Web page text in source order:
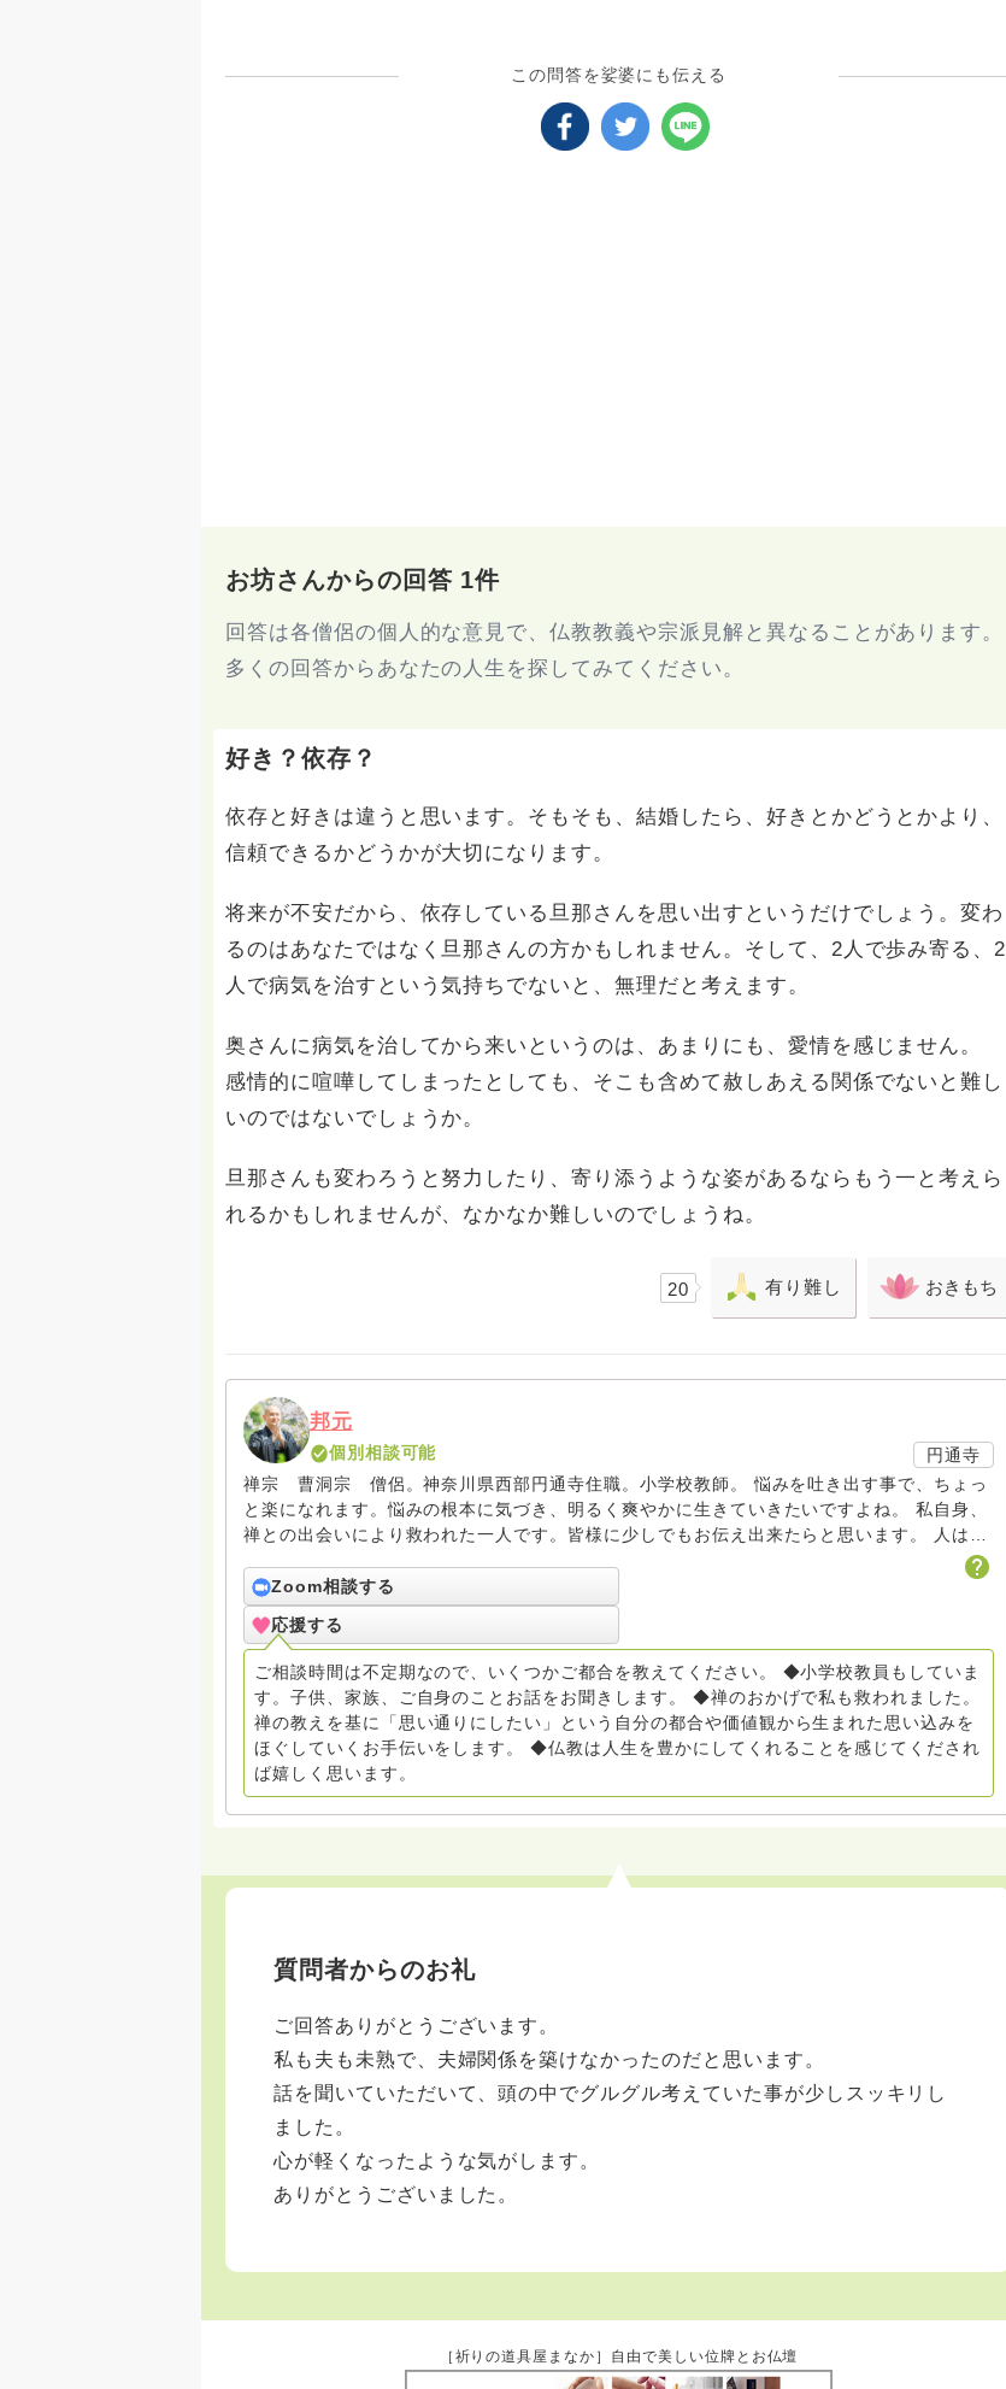
この問答を娑婆にも伝える
お坊さんからの回答 1件
回答は各僧侶の個人的な意見で、仏教教義や宗派見解と異なることがあります。
多くの回答からあなたの人生を探してみてください。
好き？依存？
依存と好きは違うと思います。そもそも、結婚したら、好きとかどうとかより、
信頼できるかどうかが大切になります。
将来が不安だから、依存している旦那さんを思い出すというだけでしょう。変わ
るのはあなたではなく旦那さんの方かもしれません。そして、2人で歩み寄る、2
人で病気を治すという気持ちでないと、無理だと考えます。
奥さんに病気を治してから来いというのは、あまりにも、愛情を感じません。
感情的に喧嘩してしまったとしても、そこも含めて赦しあえる関係でないと難し
いのではないでしょうか。
旦那さんも変わろうと努力したり、寄り添うような姿があるならもう一と考えら
れるかもしれませんが、なかなか難しいのでしょうね。
20 有り難し おきもち
邦元
個別相談可能
円通寺
禅宗 曹洞宗 僧侶。神奈川県西部円通寺住職。小学校教師。 悩みを吐き出す事で、ちょっ
と楽になれます。悩みの根本に気づき、明るく爽やかに生きていきたいですよね。 私自身、
禅との出会いにより救われた一人です。皆様に少しでもお伝え出来たらと思います。 人は自
分の都合を立てて物事に向き合うところがあります。私の回答も期待していたものと違うこ
とがあるかもしれません。その時に素直に聞けるか、回答の内容を否定的に聞くかで救われ
るかどうかが変わります。疑問は出てくると思います。その時はご相談ください。
Zoom相談する
応援する
ご相談時間は不定期なので、いくつかご都合を教えてください。 ◆小学校教員もしていま
す。子供、家族、ご自身のことお話をお聞きします。 ◆禅のおかげで私も救われました。
禅の教えを基に「思い通りにしたい」という自分の都合や価値観から生まれた思い込みを
ほぐしていくお手伝いをします。 ◆仏教は人生を豊かにしてくれることを感じてくだされ
ば嬉しく思います。
質問者からのお礼
ご回答ありがとうございます。
私も夫も未熟で、夫婦関係を築けなかったのだと思います。
話を聞いていただいて、頭の中でグルグル考えていた事が少しスッキリし
ました。
心が軽くなったような気がします。
ありがとうございました。
［祈りの道具屋まなか］自由で美しい位牌とお仏壇